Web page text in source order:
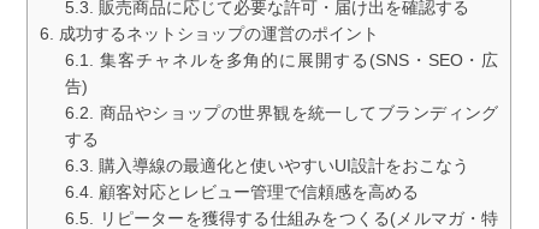
販売商品に応じて必要な許可・届け出を確認する
成功するネットショップの運営のポイント
集客チャネルを多角的に展開する(SNS・SEO・広
告)
商品やショップの世界観を統一してブランディング
する
購入導線の最適化と使いやすいUI設計をおこなう
顧客対応とレビュー管理で信頼感を高める
リピーターを獲得する仕組みをつくる(メルマガ・特